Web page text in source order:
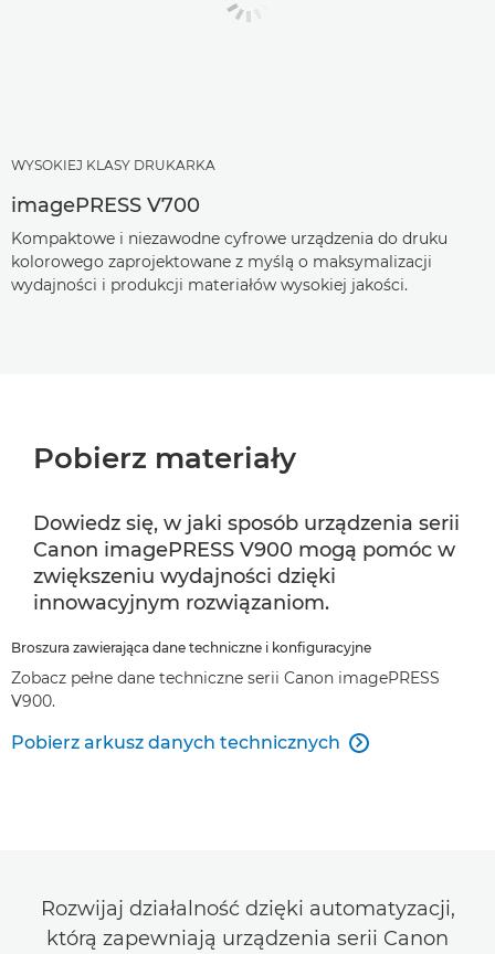
WYSOKIEJ KLASY DRUKARKA
imagePRESS V700
Kompaktowe i niezawodne cyfrowe urządzenia do druku
kolorowego zaprojektowane z myślą o maksymalizacji
wydajności i produkcji materiałów wysokiej jakości.
Pobierz materiały
Dowiedz się, w jaki sposób urządzenia serii
Canon imagePRESS V900 mogą pomóc w
zwiększeniu wydajności dzięki
innowacyjnym rozwiązaniom.
Broszura zawierająca dane techniczne i konfiguracyjne
Zobacz pełne dane techniczne serii Canon imagePRESS
V900.
Pobierz arkusz danych technicznych 
Rozwijaj działalność dzięki automatyzacji,
którą zapewniają urządzenia serii Canon